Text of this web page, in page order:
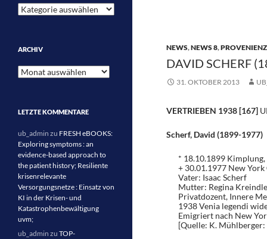
NEWS,NEWS 8,
DAVID SCHERF
31. OKTOBER 2013
VERTRIEBEN 1938 [167]
Scherf, David (1899-1977)
* 18.10.1899
+ 30.01.1977 New York
Vater: Isaac Scherf
Mutter: Regina
Privatdozent, Innere
1938 Venia legendi
Emigriert nach New
[Quelle: K.
Kategorien
ARCHIV
Archiv
LETZTE KOMMENTARE
ub_admin zu FRESH eBOOKS:
Exploring symptoms : an
evidence-based approach to
the patient history; Resiliente
krisenrelevante
Versorgungsnetze : Einsatz von
KI in der Krisen- und
Katastrophenbewältigung
uvm;
ub_admin zu TOP-